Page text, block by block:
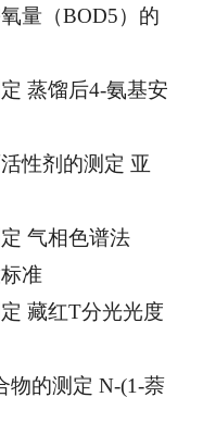
量（BOD5）的
蒸馏后4-氨基安
性剂的测定 亚
气相色谱法
准
藏红T分光光度
物的测定 N-(1-萘